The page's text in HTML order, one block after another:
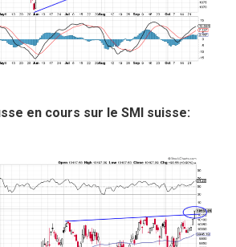
en cours sur le SMI suisse: